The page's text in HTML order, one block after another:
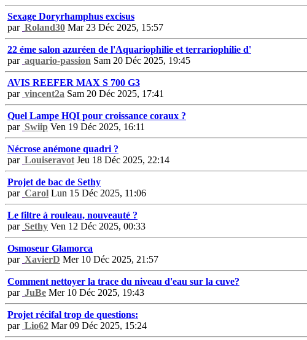
Sexage Doryrhamphus excisus
par Roland30 Mar 23 Déc 2025, 15:57
22 éme salon azuréen de l'Aquariophilie et terrariophilie d'
par aquario-passion Sam 20 Déc 2025, 19:45
AVIS REEFER MAX S 700 G3
par vincent2a Sam 20 Déc 2025, 17:41
Quel Lampe HQI pour croissance coraux ?
par Swiip Ven 19 Déc 2025, 16:11
Nécrose anémone quadri ?
par Louiseravot Jeu 18 Déc 2025, 22:14
Projet de bac de Sethy
par Carol Lun 15 Déc 2025, 11:06
Le filtre à rouleau, nouveauté ?
par Sethy Ven 12 Déc 2025, 00:33
Osmoseur Glamorca
par XavierD Mer 10 Déc 2025, 21:57
Comment nettoyer la trace du niveau d'eau sur la cuve?
par JuBe Mer 10 Déc 2025, 19:43
Projet récifal trop de questions:
par Lio62 Mar 09 Déc 2025, 15:24